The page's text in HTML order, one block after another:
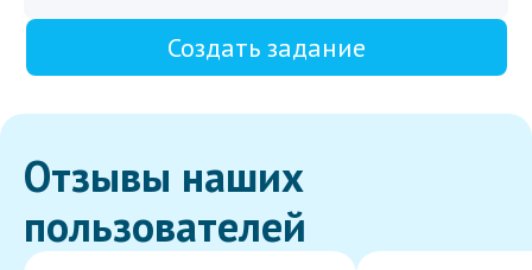
Создать задание
Отзывы наших
пользователей